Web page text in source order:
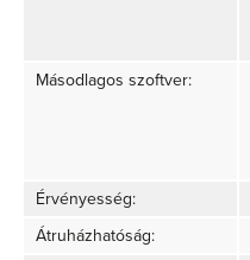
Másodlagos szoftver:
Érvényesség:
Átruházhatóság: